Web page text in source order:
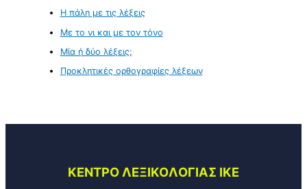
Η πάλη με τις λέξεις
Με το νι και με τον τόνο
Μία ή δύο λέξεις;
Προκλητικές ορθογραφίες λέξεων
KENTPO ΛEΞIKOΛOΓIAΣ ΙΚΕ